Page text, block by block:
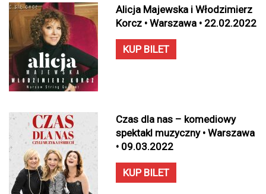
Alicja Majewska i Włodzimierz
Korcz • Warszawa • 22.02.2022
KUP BILET
Czas dla nas – komediowy
spektakl muzyczny • Warszawa
• 09.03.2022
KUP BILET